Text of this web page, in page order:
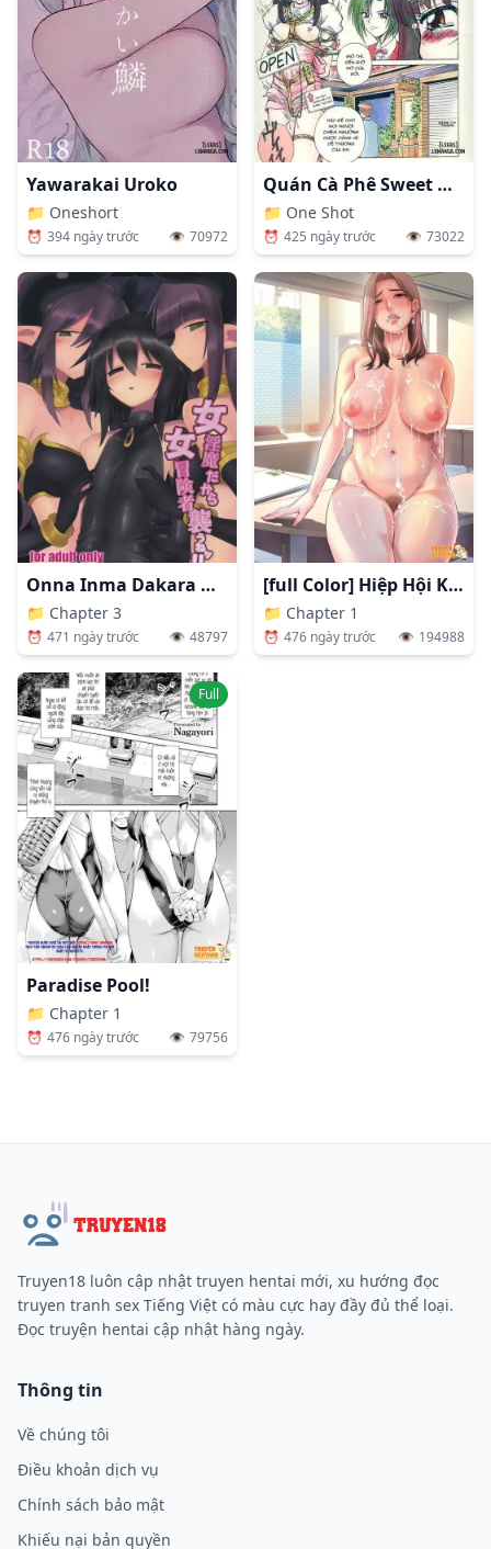
Yawarakai Uroko
📁 Oneshort
⏰ 394 ngày trước 👁️ 70972
Quán Cà Phê Sweet Gwendoline
📁 One Shot
⏰ 425 ngày trước 👁️ 73022
Onna Inma Dakara Onna Boukensha Osou Ne!!
📁 Chapter 3
⏰ 471 ngày trước 👁️ 48797
[full Color] Hiệp Hội Khu Phố
📁 Chapter 1
⏰ 476 ngày trước 👁️ 194988
Full
Paradise Pool!
📁 Chapter 1
⏰ 476 ngày trước 👁️ 79756
Truyen18 luôn cập nhật truyen hentai mới, xu hướng đọc
truyen tranh sex Tiếng Việt có màu cực hay đầy đủ thể loại.
Đọc truyện hentai cập nhật hàng ngày.
Thông tin
Về chúng tôi
Điều khoản dịch vụ
Chính sách bảo mật
Khiếu nại bản quyền